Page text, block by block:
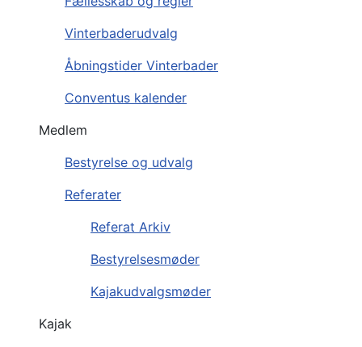
Vinterbaderudvalg
Åbningstider Vinterbader
Conventus kalender
Medlem
Bestyrelse og udvalg
Referater
Referat Arkiv
Bestyrelsesmøder
Kajakudvalgsmøder
Kajak